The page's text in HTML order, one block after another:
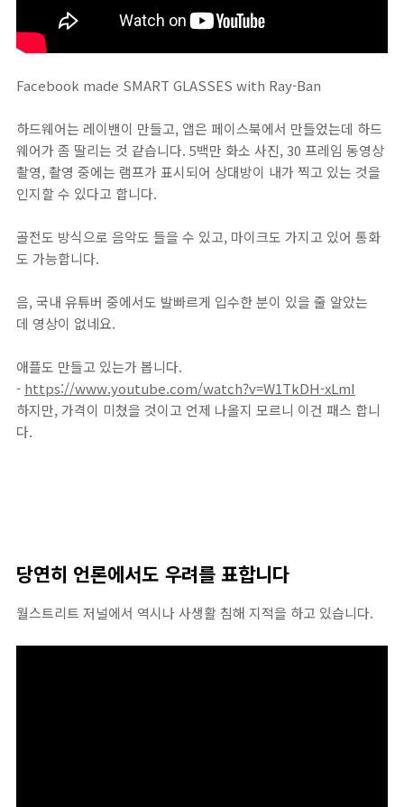
Facebook made SMART GLASSES with Ray-Ban
하드웨어는 레이밴이 만들고, 앱은 페이스북에서 만들었는데 하드
웨어가 좀 딸리는 것 같습니다. 5백만 화소 사진, 30 프레임 동영상
촬영, 촬영 중에는 램프가 표시되어 상대방이 내가 찍고 있는 것을
인지할 수 있다고 합니다.
골전도 방식으로 음악도 들을 수 있고, 마이크도 가지고 있어 통화
도 가능합니다.
음, 국내 유튜버 중에서도 발빠르게 입수한 분이 있을 줄 알았는
데 영상이 없네요.
애플도 만들고 있는가 봅니다.
- https://www.youtube.com/watch?v=W1TkDH-xLmI
하지만, 가격이 미쳤을 것이고 언제 나올지 모르니 이건 패스 합니
다.
당연히 언론에서도 우려를 표합니다
월스트리트 저널에서 역시나 사생활 침해 지적을 하고 있습니다.